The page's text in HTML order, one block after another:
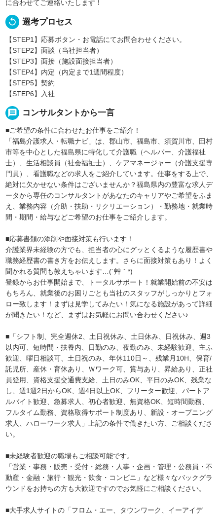
に合わせてご連絡いたします！
replay 選考プロセス
【STEP1】応募ボタン・お電話にてお問合わせください。
【STEP2】面談（当社担当者）
【STEP3】面接（施設面接担当者）
【STEP4】内定（内定まで1週間程度）
【STEP5】契約
【STEP6】入社
message コンサルタントから一言
■ご希望の条件に合わせたお仕事をご紹介！
「福島介護求人・転職ナビ」は、郡山市、福島市、須賀川市、田村
市等を中心とした福島県に特化して介護職（ヘルパー、介護福祉
士）、生活相談員（社会福祉士）、ケアマネージャー（介護支援専
門員）、看護職などの求人をご紹介しています。仕事をする上で、
絶対に欠かせない条件はございませんか？福島県内の豊富な求人デ
ータから専任のコンサルタントがあなたのキャリアやご希望をふま
え、業務内容（介助・扶助・リクリエーション）・勤務地・就業時
間・期間・給与などご希望のお仕事をご紹介します。
■応募書類の添削や面接対策も行います！
介護業界未経験の方でも、担当者の心にグッとくるような履歴書や
職務経歴書の書き方をお伝えします。さらに面接対策もあり！よく
聞かれる質問も教えちゃいます…(´艸｀*)
登録からお仕事開始まで、トータルサポート！就業開始前の不安は
もちろん、就業後のお困りごとも当社のスタッフがしっかりとフォ
ロー致します！まずは見学してみたい！気になる施設があって詳細
が聞きたい！など、まずはお気軽にお問い合わせください♪
■「シフト制、完全週休2、土日祝休み、土日休み、日祝休み、週3
以内可、短時間・扶養内、日勤のみ、夜勤のみ、未経験歓迎、主ふ
歓迎、曜日相談可、土日祝のみ、年休110日～、残業月10H、保育/
託児所、産休・育休あり、Ｗワーク可、賞与あり、昇給あり、正社
員登用、資格支援交通費支給、土日のみOK、平日のみOK、残業な
し、週1週2日からOK、週4日以上OK、フリーター歓迎、パートア
ルバイト歓迎、急募求人、初心者歓迎、無資格OK、短時間勤務、
フルタイム勤務、資格取得サポート制度あり、新設・オープニング
求人、ハローワーク求人」上記の条件で働きたい方、ご相談くださ
い。
■未経験者歓迎の職場もご相談可能です。
「営業・事務・販売・受付・総務・人事・企画・管理・公務員・不
動産・金融・旅行・観光・飲食・コンビニ」など様々なバックグラ
ウンドをお持ちの方も大歓迎ですのでお気軽にご相談ください。
■大手求人サイトの「フロム・エー、タウンワーク、イーアイデ